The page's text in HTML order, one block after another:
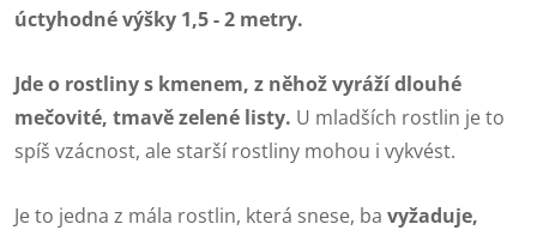
úctyhodné výšky 1,5 - 2 metry.
Jde o rostliny s kmenem, z něhož vyráží dlouhé
mečovité, tmavě zelené listy. U mladších rostlin je to
spíš vzácnost, ale starší rostliny mohou i vykvést.
Je to jedna z mála rostlin, která snese, ba vyžaduje,